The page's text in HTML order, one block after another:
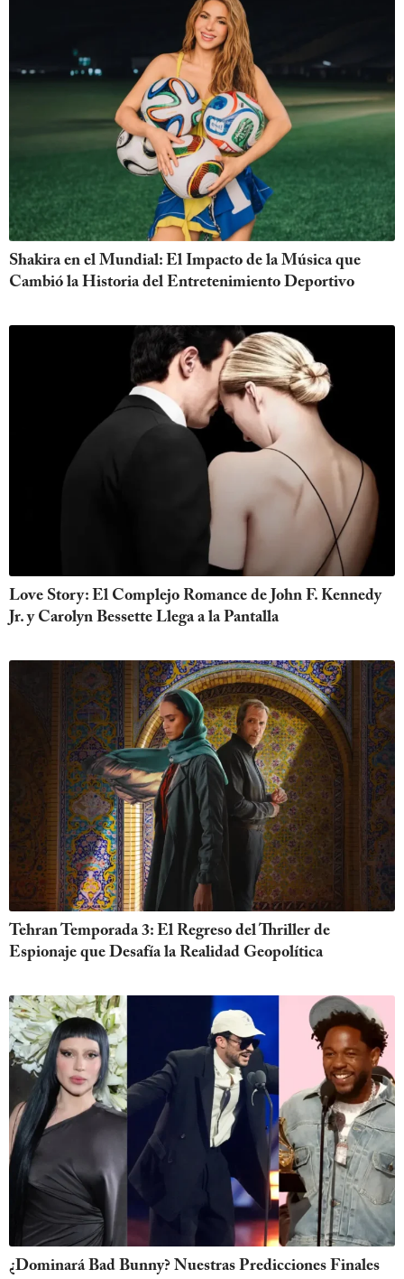
Shakira en el Mundial: El Impacto de la Música que
Cambió la Historia del Entretenimiento Deportivo
Love Story: El Complejo Romance de John F. Kennedy
Jr. y Carolyn Bessette Llega a la Pantalla
Tehran Temporada 3: El Regreso del Thriller de
Espionaje que Desafía la Realidad Geopolítica
¿Dominará Bad Bunny? Nuestras Predicciones Finales